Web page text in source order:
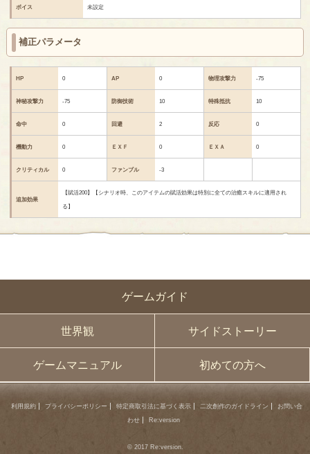
ゲームガイド
世界観 サイドストーリー
ゲームマニュアル 初めての方へ
ボイス 未設定
補正パラメータ
HP 0 AP 0 物理攻撃力 -75
神秘攻撃力 -75 防御技術 10 特殊抵抗 10
命中 0 回避 2 反応 0
機動力 0 ＥＸＦ 0 ＥＸＡ 0
クリティカル 0 ファンブル -3
追加効果
【賦活200】【シナリオ時、このアイテムの賦活効果は特別に全ての治癒スキルに適用され
る】
利用規約 プライバシーポリシー 特定商取引法に基づく表示 二次創作のガイドライン
お問い合
わせ
Re:version
© 2017 Re:version.